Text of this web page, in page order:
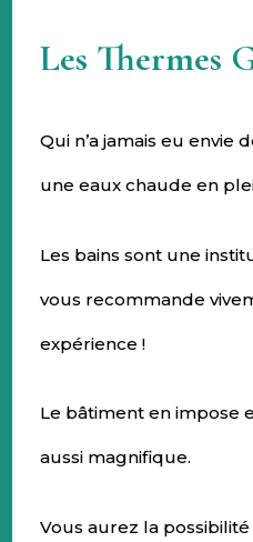
Les Thermes
Qui n’a jamais eu envie
une eaux chaude en
Les bains sont une
vous recommande
expérience !
Le bâtiment en impose
aussi magnifique.
Vous aurez la